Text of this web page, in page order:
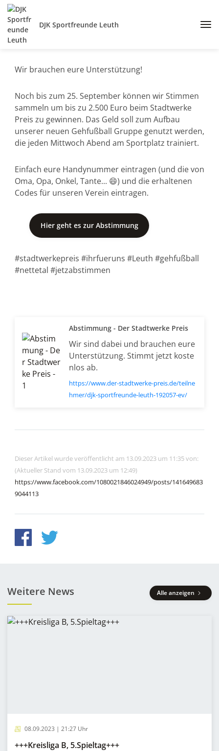
DJK Sportfreunde Leuth
Wir brauchen eure Unterstützung!
Noch bis zum 25. September können wir Stimmen
sammeln um bis zu 2.500 Euro beim Stadtwerke
Preis zu gewinnen. Das Geld soll zum Aufbau
unserer neuen Gehfußball Gruppe genutzt werden,
die jeden Mittwoch Abend am Sportplatz trainiert.
Einfach eure Handynummer eintragen (und die von
Oma, Opa, Onkel, Tante... 😄) und die erhaltenen
Codes für unseren Verein eintragen.
Hier geht es zur Abstimmung
#stadtwerkepreis #ihrfueruns #Leuth #gehfußball
#nettetal #jetzabstimmen
Abstimmung - Der Stadtwerke Preis
Wir sind dabei und brauchen eure
Unterstützung. Stimmt jetzt koste
nlos ab.
https://www.der-stadtwerke-preis.de/teilne
hmer/djk-sportfreunde-leuth-192057-ev/
Dieser Artikel wurde veröffentlicht am 13.09.2023 um 11:35 von:
(Aktueller Stand vom 13.09.2023 um 12:49)
https://www.facebook.com/1080021846024949/posts/141649683
9044113
Weitere News Alle anzeigen
08.09.2023 | 21:27 Uhr
+++Kreisliga B, 5.Spieltag+++